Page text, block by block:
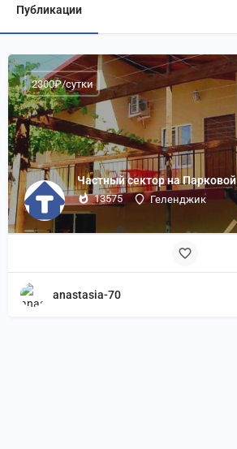
Публикации
Частный сектор на Парковой
13575 Геленджик
2300₽/сутки
anastasia-70